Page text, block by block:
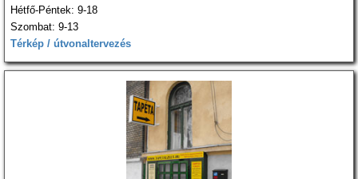
Hétfő-Péntek: 9-18
Szombat: 9-13
Térkép / útvonaltervezés